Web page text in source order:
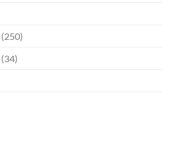
(250)
(34)